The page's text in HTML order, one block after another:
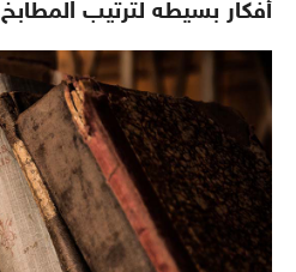
أفكار بسيطه لترتيب المطابخ